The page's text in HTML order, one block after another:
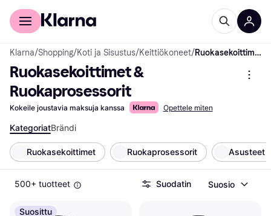
Kuluttajille
Klarna/Shopping/Koti ja Sisustus/Keittiökoneet/ Ruokasekoittimet & Ruokaprosessorit
Ruokasekoittimet &
Ruokaprosessorit
Kokeile joustavia maksuja kanssa Opettele miten
KategoriatBrändi
Ruokasekoittimet Ruokaprosessorit Asusteet
500+ tuotteet Suodatin Suosio
Suosittu